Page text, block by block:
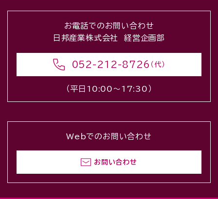
お電話でのお問い合わせ
日邦産業株式会社 経営企画部
052-212-8726 （代）
（平日10:00〜17:30）
Webでのお問い合わせ
お問い合わせ